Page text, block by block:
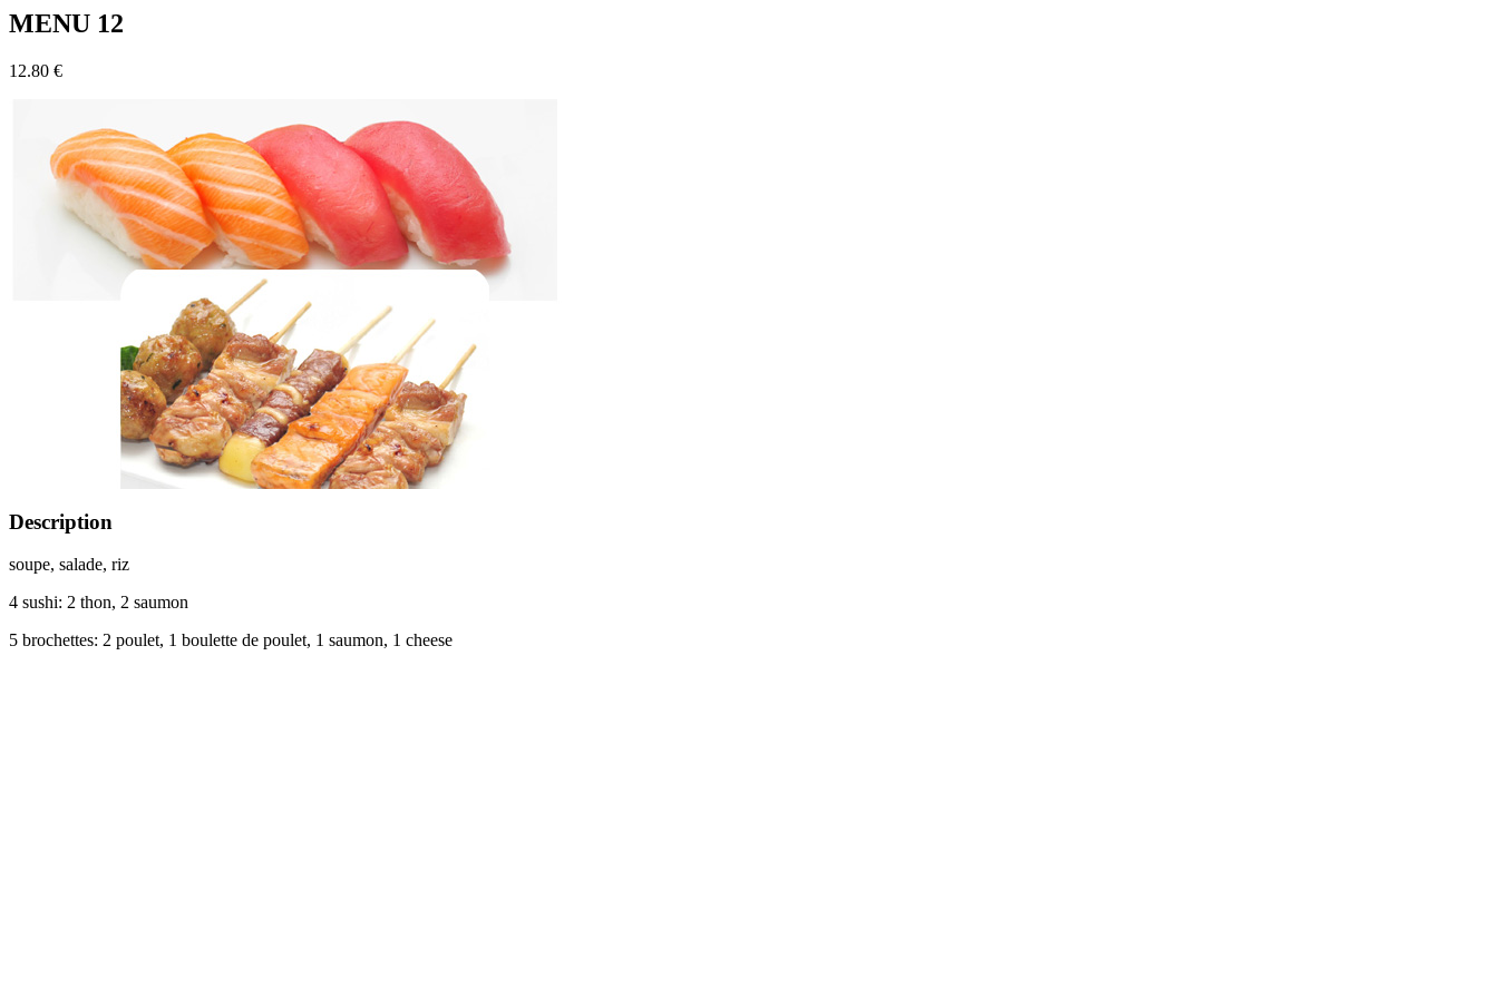
MENU 12
12.80 €
Description
soupe, salade, riz
4 sushi: 2 thon, 2 saumon
5 brochettes: 2 poulet, 1 boulette de poulet, 1 saumon, 1 cheese